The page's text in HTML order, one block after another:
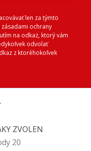
len za týmto
ochrany
na odkaz, ktorý vám
odvolať
z ktoréhokoľvek
ZVOLEN
20